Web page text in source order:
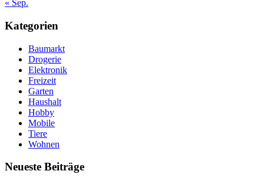
« Sep.
Kategorien
Baumarkt
Drogerie
Elektronik
Freizeit
Garten
Haushalt
Hobby
Mobile
Tiere
Wohnen
Neueste Beiträge